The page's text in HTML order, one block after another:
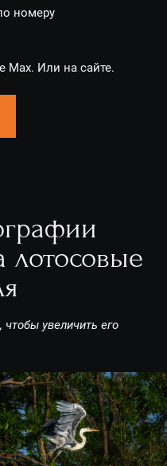
номеру
Max. Или на сайте.
лотосовые
увеличить его